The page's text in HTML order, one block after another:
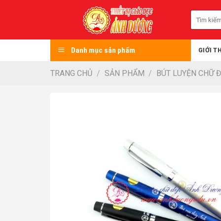
kiếm:
Danh mục sản phẩm GIỚI
TRANG CHỦ / SẢN PHẨM / BÚT LUYỆN CHỮ